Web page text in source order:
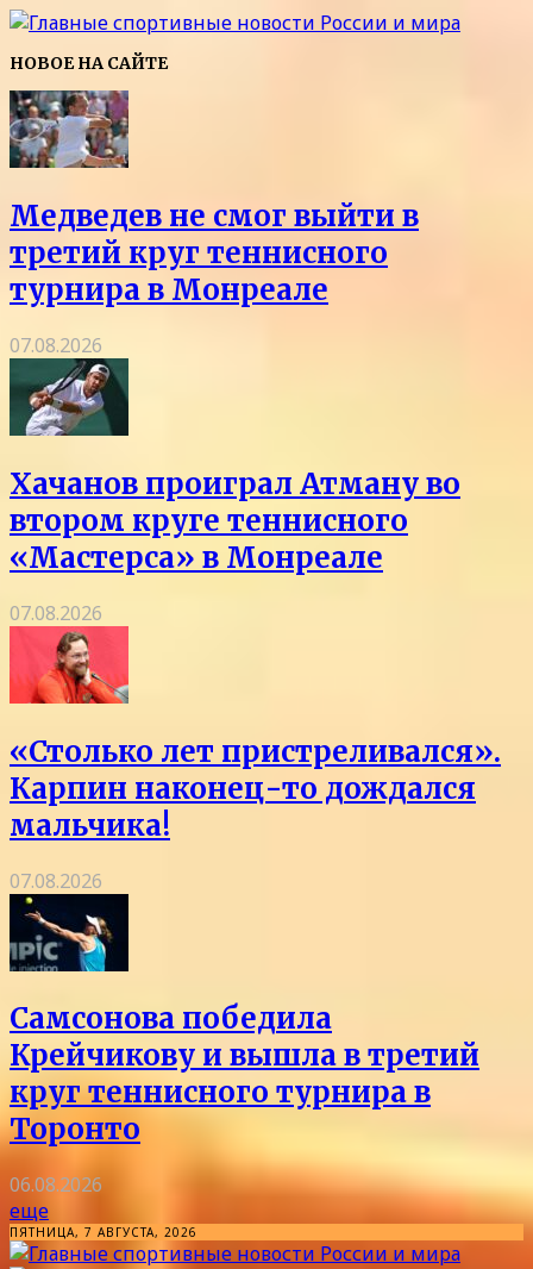
НОВОЕ НА САЙТЕ
Медведев не смог выйти в
третий круг теннисного
турнира в Монреале
07.08.2026
Хачанов проиграл Атману во
втором круге теннисного
«Мастерса» в Монреале
07.08.2026
«Столько лет пристреливался».
Карпин наконец-то дождался
мальчика!
07.08.2026
Самсонова победила
Крейчикову и вышла в третий
круг теннисного турнира в
Торонто
06.08.2026
еще
ПЯТНИЦА, 7 АВГУСТА, 2026